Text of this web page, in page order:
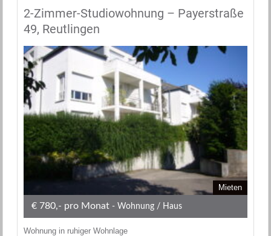
2-Zimmer-Studiowohnung – Payerstraße
49, Reutlingen
Mieten
€ 780,- pro Monat - Wohnung / Haus
Wohnung in ruhiger Wohnlage